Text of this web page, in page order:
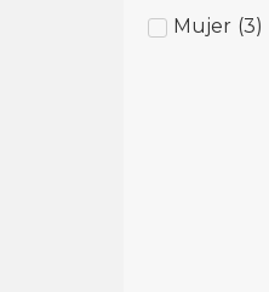
Mujer (3)